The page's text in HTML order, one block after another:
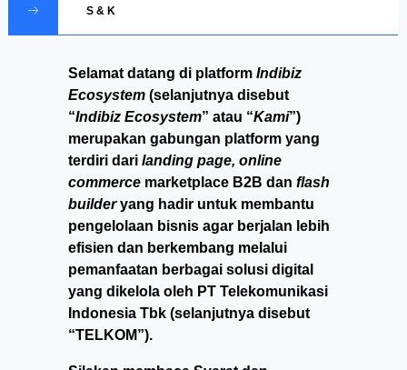
S & K
Selamat datang di platform Indibiz
Ecosystem (selanjutnya disebut
“Indibiz Ecosystem” atau “Kami”)
merupakan gabungan platform yang
terdiri dari landing page, online
commerce marketplace B2B dan flash
builderyang hadir untuk membantu
pengelolaan bisnis agar berjalan lebih
efisien dan berkembang melalui
pemanfaatan berbagai solusi digital
yang dikelola oleh PT Telekomunikasi
Indonesia Tbk (selanjutnya disebut
“TELKOM”).